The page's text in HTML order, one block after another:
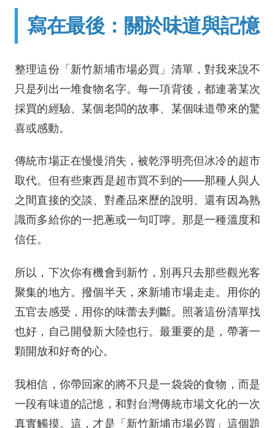
寫在最後：關於味道與記憶
整理這份「新竹新埔市場必買」清單，對我來說不
只是列出一堆食物名字。每一項背後，都連著某次
採買的經驗、某個老闆的故事、某個味道帶來的驚
喜或感動。
傳統市場正在慢慢消失，被乾淨明亮但冰冷的超市
取代。但有些東西是超市買不到的——那種人與人
之間直接的交談、對產品來歷的說明、還有因為熟
識而多給你的一把蔥或一句叮嚀。那是一種溫度和
信任。
所以，下次你有機會到新竹，別再只去那些觀光客
聚集的地方。撥個半天，來新埔市場走走。用你的
五官去感受，用你的味蕾去判斷。照著這份清單找
也好，自己開發新大陸也行。最重要的是，帶著一
顆開放和好奇的心。
我相信，你帶回家的將不只是一袋袋的食物，而是
一段有味道的記憶，和對台灣傳統市場文化的一次
真實觸摸。這，才是「新竹新埔市場必買」這個題